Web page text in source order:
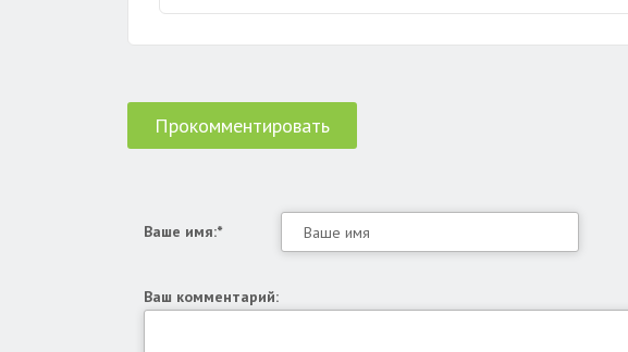
Прокомментировать
Ваше имя:*
Ваш комментарий: